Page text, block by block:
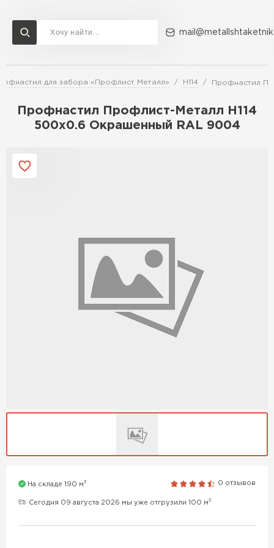
для забора «Профлист Металл» Н114 Профнастил
Профнастил Профлист-Металл Н114
500х0.6 Окрашенный RAL 9004
На складе 190 м3 0 отзывов
Сегодня 09 августа 2026 мы уже отгрузили 100 м3
Доставка и оплата Акции О компании Контакты
Перейти в каталог